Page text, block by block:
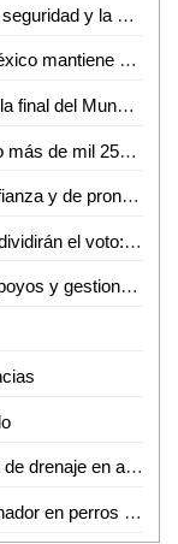
Coordinación interinstitucional fortalece la seguridad y la paz en San Luis Potosí
Sheinbaum cierra la puerta a Ecuador; México mantiene demanda internacional
Presenta FIFA balón con el que se jugará la final del Mundial 2026
Brigadas médicas de la imm han brindado más de mil 250 atenciones gratuitas en Ciudad Valles
Fiscalía potosina fortalece niveles de confianza y de pronta atención ciudadana
Nuevos partidos sólo elevarán el gasto y dividirán el voto: Carlos Solares
Más de 330 personas beneficiadas con apoyos y gestiones de atención ciudadana durante junio
Ayuntamiento de Soledad sustituye redes de drenaje en apoyo a las familias
¿Gusanos en mascotas? Detectan barrenador en perros domésticos de Ciudad Valles